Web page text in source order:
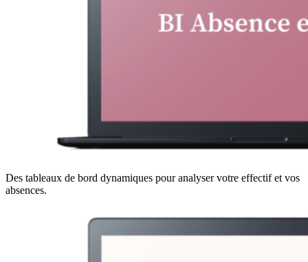
Des tableaux de bord dynamiques pour analyser votre effectif et vos
absences.